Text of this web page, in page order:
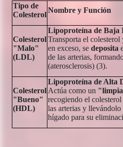
Tipo de
Colesterol
Nombre y Función
Colesterol
"Malo"
(LDL)
Lipoproteína de Baja
Transporta el colesterol
en exceso, se deposita
de las arterias,
(aterosclerosis) (3).
Colesterol
"Bueno"
(HDL)
Lipoproteína de Alta
Actúa como un
recogiendo el colesterol
las arterias y llevándolo
hígado para su